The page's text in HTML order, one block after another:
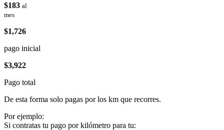
$183 al
mes
$1,726
pago inicial
$3,922
Pago total
De esta forma solo pagas por los km que recorres.
Por ejemplo:
Si contratas tu pago por kilómetro para tu: